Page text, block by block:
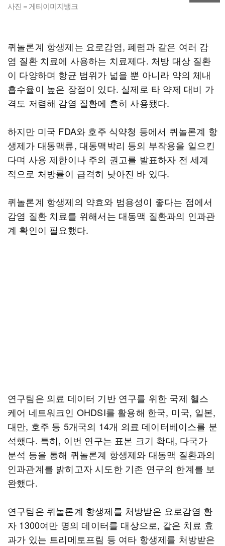
사진 = 게티이미지뱅크
퀴놀론계 항생제는 요로감염, 폐렴과 같은 여러 감
염 질환 치료에 사용하는 치료제다. 처방 대상 질환
이 다양하며 항균 범위가 넓을 뿐 아니라 약의 체내
흡수율이 높은 장점이 있다. 실제로 타 약제 대비 가
격도 저렴해 감염 질환에 흔히 사용됐다.
하지만 미국 FDA와 호주 식약청 등에서 퀴놀론계 항
생제가 대동맥류, 대동맥박리 등의 부작용을 일으킨
다며 사용 제한이나 주의 권고를 발표하자 전 세계
적으로 처방률이 급격히 낮아진 바 있다.
퀴놀론계 항생제의 약효와 범용성이 좋다는 점에서
감염 질환 치료를 위해서는 대동맥 질환과의 인과관
계 확인이 필요했다.
연구팀은 의료 데이터 기반 연구를 위한 국제 헬스
케어 네트워크인 OHDSI를 활용해 한국, 미국, 일본,
대만, 호주 등 5개국의 14개 의료 데이터베이스를 분
석했다. 특히, 이번 연구는 표본 크기 확대, 다국가
분석 등을 통해 퀴놀론계 항생제와 대동맥 질환과의
인과관계를 밝히고자 시도한 기존 연구의 한계를 보
완했다.
연구팀은 퀴놀론계 항생제를 처방받은 요로감염 환
자 1300여만 명의 데이터를 대상으로, 같은 치료 효
과가 있는 트리메토프림 등 여타 항생제를 처방받은